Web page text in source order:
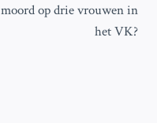
moord op drie vrouwen in
het VK?